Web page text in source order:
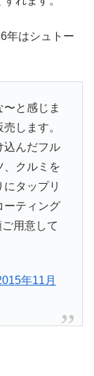
年はシュトー
と感じま
します。
込んだフル
、クルミを
タップリ
ーティング
用意して
年11月